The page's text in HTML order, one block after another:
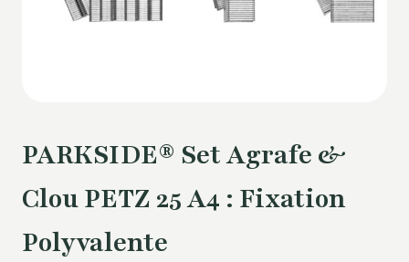
PARKSIDE® Set Agrafe &
Clou PETZ 25 A4 : Fixation
Polyvalente